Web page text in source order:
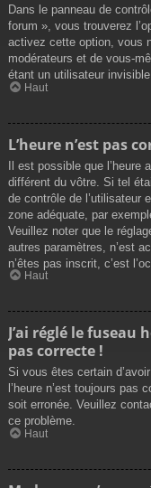
Dans le panneau de
forum », vous trouverez
activez cette option, vous
modérateurs et de vous-
étant un utilisateur
Haut
L’heure n’est pas
Il est possible que
différent du vôtre. Si tel
de contrôle de l’utilisateur
zone adéquate, par
Veuillez noter que le
autres paramètres, n’est
n’êtes pas inscrit, c’est
Haut
J’ai réglé le fuseau
pas correcte !
Si vous êtes certain
l’heure n’est toujours pas
soit erronée. Veuillez
ce problème.
Haut